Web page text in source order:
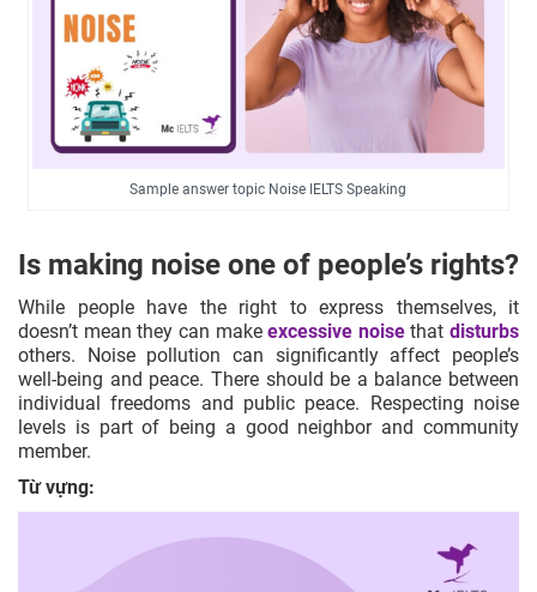
Sample answer topic Noise IELTS Speaking
Is making noise one of people’s rights?
While people have the right to express themselves, it
doesn’t mean they can makeexcessive noisethat disturbs
others. Noise pollution can significantly affect people’s
well-being and peace. There should be a balance between
individual freedoms and public peace. Respecting noise
levels is part of being a good neighbor and community
member.
Từ vựng: